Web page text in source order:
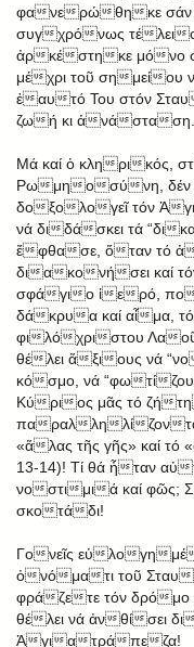
φανερώθηκε σάν
συγχρόνως τέλει
ἀρκέστηκε μόνο
μέχρι τοῦ σημεί
ἑαυτό Του στόν
ζωή κι ἀνάσταση.
Μά καί ὁ κληρικός,
Ρωμηοσύνη, δέν
δοξολογεῖ τόν Ἁ
νά διδάσκει τά “δι
ἔφθασε, ὅταν τό ἀ
διακονήσει καί
σφάγιο ἱερό, πο
δάκρυα καί αἷμα,
φιλόχριστου Λα
θέλει ἄξιους νά
κόσμο, νά “φωτί
Κύριος μᾶς τό ζή
παραλληλίζον
«ἅλας τῆς γῆς» καί τό
13-14)! Τί θά ἦταν αὐ
νοστιμιά καί φῶς;
σκοτάδι!
Γονεῖς εὐλογη
ὀνόματι τοῦ Σταυ
φράζετε τόν δρό
θέλει νά ἀνθίσει
Ἁγιατράπεζα!